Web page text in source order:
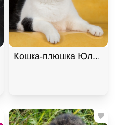
Фенечка - один дом на
Кошка-плюшка Юла в